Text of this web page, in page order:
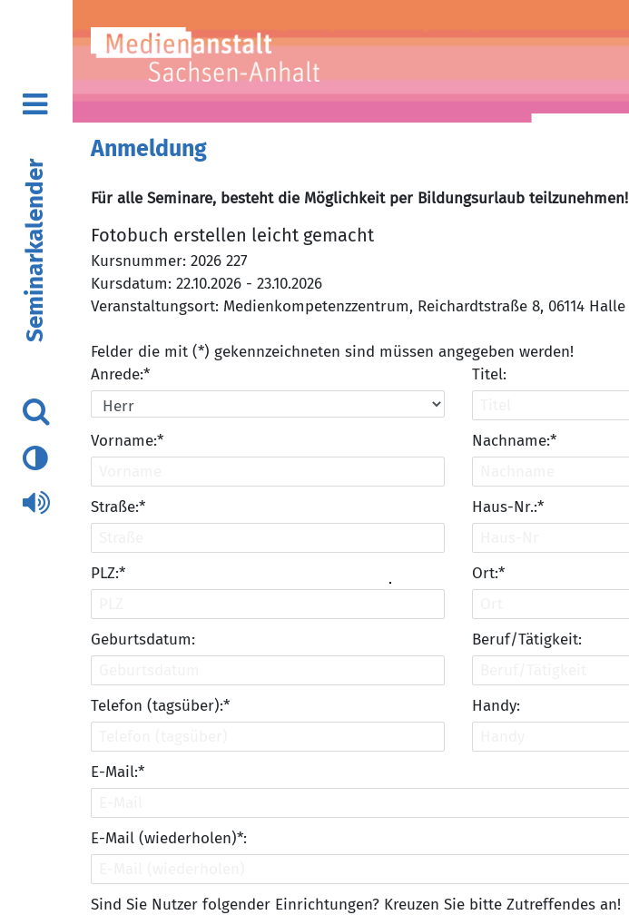
Seminarkalender
Anmeldung
Für alle Seminare, besteht die Möglichkeit per Bildungsurlaub teilzunehmen!
Fotobuch erstellen leicht gemacht
Kursnummer: 2026 227
Kursdatum: 22.10.2026 - 23.10.2026
Veranstaltungsort: Medienkompetenzzentrum, Reichardtstraße 8, 06114 Halle
Felder die mit (*) gekennzeichneten sind müssen angegeben werden!
Anrede:*
Titel:
Vorname:* Nachname:*
Straße:* Haus-Nr.:*
PLZ:* Ort:*
Geburtsdatum: Beruf/Tätigkeit:
Telefon (tagsüber):* Handy:
E-Mail:*
E-Mail (wiederholen)*:
Sind Sie Nutzer folgender Einrichtungen? Kreuzen Sie bitte Zutreffendes an!